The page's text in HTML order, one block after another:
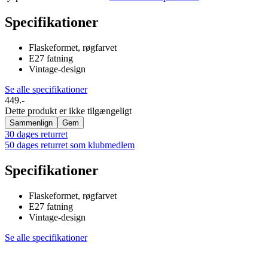
Specifikationer
Flaskeformet, røgfarvet
E27 fatning
Vintage-design
Se alle specifikationer
449.-
Dette produkt er ikke tilgængeligt
Sammenlign Gem
30 dages returret
50 dages returret som klubmedlem
Specifikationer
Flaskeformet, røgfarvet
E27 fatning
Vintage-design
Se alle specifikationer